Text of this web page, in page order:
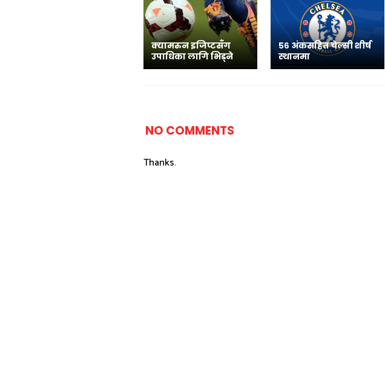
क्यामरुन इजिप्टसँग
उपाधिका लागि भिड्ने
५६ अंकसहित चेल्सी शीर्ष
स्थानमा
NO COMMENTS
Thanks.